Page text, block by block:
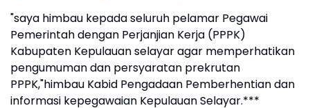
"saya himbau kepada seluruh pelamar Pegawai
Pemerintah dengan Perjanjian Kerja (PPPK)
Kabupaten Kepulauan selayar agar memperhatikan
pengumuman dan persyaratan prekrutan
PPPK,"himbau Kabid Pengadaan Pemberhentian dan
informasi kepegawaian Kepulauan Selayar.***